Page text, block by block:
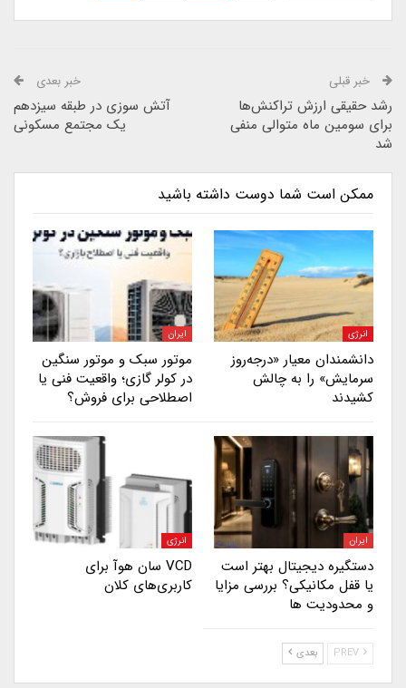
خبر قبلی
رشد حقیقی ارزش تراکنش‌ها
برای سومین ماه متوالی منفی
شد
خبر بعدی
آتش سوزی در طبقه سیزدهم
یک مجتمع مسکونی
ممکن است شما دوست داشته باشید
انرژی
دانشمندان معیار «درجه‌روز
سرمایش» را به چالش
کشیدند
ایران
موتور سبک و موتور سنگین
در کولر گازی؛ واقعیت فنی یا
اصطلاحی برای فروش؟
ایران
دستگیره دیجیتال بهتر است
یا قفل مکانیکی؟ بررسی مزایا
و محدودیت ها
انرژی
VCD سان هوآ برای
کاربری‌های کلان
بعدی